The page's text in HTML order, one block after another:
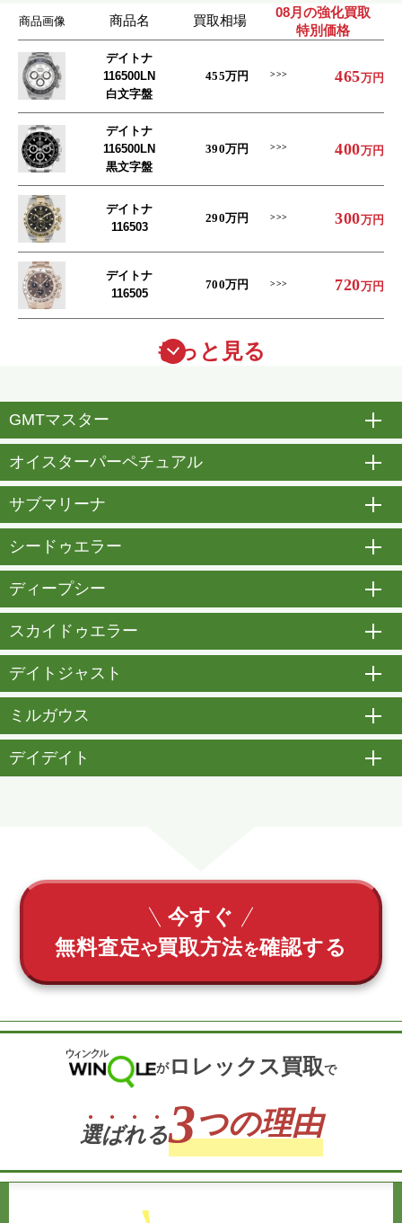
商品画像 商品名 買取相場
08月の強化買取
特別価格
デイトナ
116500LN
白文字盤
455万円 465万円
デイトナ
116500LN
黒文字盤
390万円 400万円
デイトナ
116503
290万円 300万円
デイトナ
116505
700万円 720万円
もっと見る
GMTマスター
オイスターパーペチュアル
サブマリーナ
シードゥエラー
ディープシー
スカイドゥエラー
デイトジャスト
ミルガウス
デイデイト
今すぐ
無料査定や買取方法を確認する
がロレックス買取で
選ばれる3つの理由